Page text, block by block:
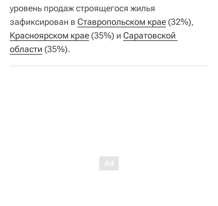
уровень продаж строящегося жилья
зафиксирован в Ставропольском крае (32%),
Красноярском крае (35%) и Саратовской
области (35%).